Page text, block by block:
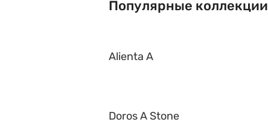
Популярные коллекции
Alienta A
Doros A Stone